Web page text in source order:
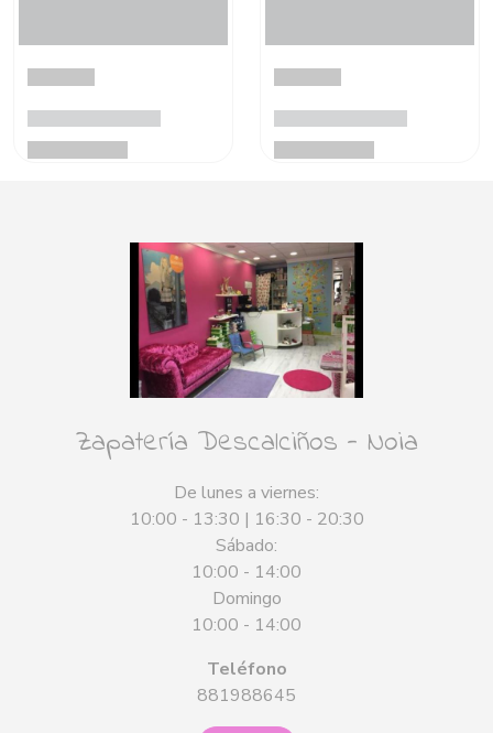
Zapatería Descalciños - Noia
De lunes a viernes:
10:00 - 13:30 | 16:30 - 20:30
Sábado:
10:00 - 14:00
Domingo
10:00 - 14:00
Teléfono
881988645